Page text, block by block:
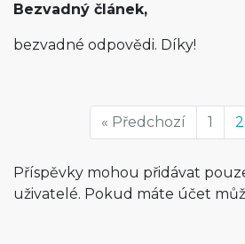
Bezvadný článek,
bezvadné odpovědi. Díky!
« Předchozí 1 2
Příspěvky mohou přidávat
uživatelé. Pokud máte účet